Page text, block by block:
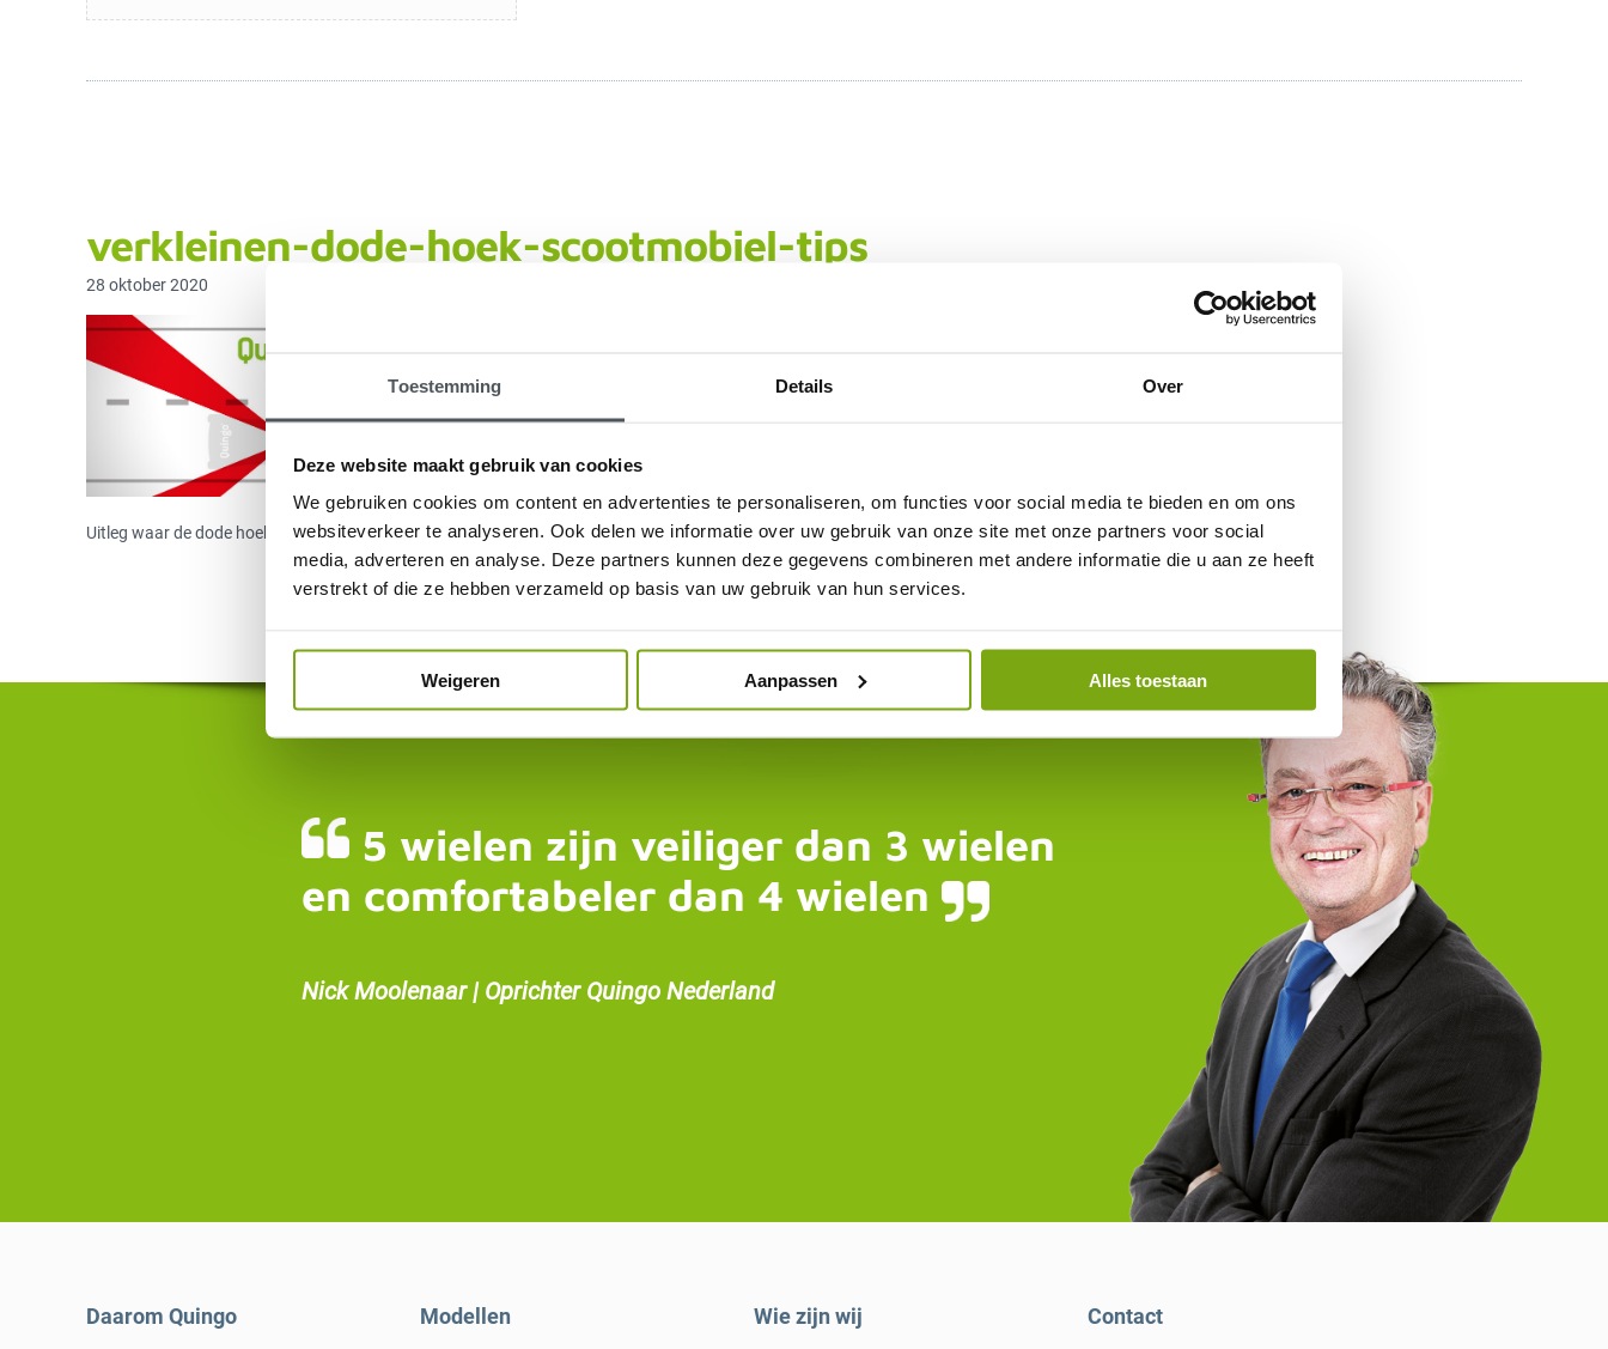
Toestemming Details Over
Deze website maakt gebruik van cookies
We gebruiken cookies om content en advertenties te personaliseren, om functies voor social media te bieden en om ons
websiteverkeer te analyseren. Ook delen we informatie over uw gebruik van onze site met onze partners voor social
media, adverteren en analyse. Deze partners kunnen deze gegevens combineren met andere informatie die u aan ze heeft
verstrekt of die ze hebben verzameld op basis van uw gebruik van hun services.
Weigeren Aanpassen Alles toestaan
verkleinen-dode-hoek-scootmobiel-tips
28 oktober 2020
Uitleg waar de dode hoek van een scootmobiel zich bevindt, de risico’s en tips geven om de dode hoek scootmobiel te verkleinen.
5 wielen zijn veiliger dan 3 wielen
en comfortabeler dan 4 wielen
Nick Moolenaar | Oprichter Quingo Nederland
Daarom Quingo Modellen Wie zijn wij Contact